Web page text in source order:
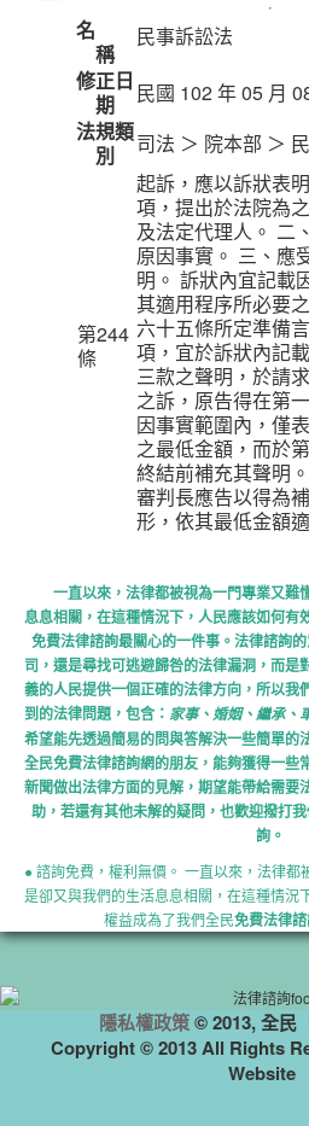
名
稱
民事訴訟法
修正日
期
民國 102 年 05 月
法規類
別
司法 ＞ 院本部 ＞
第244
條
起訴，應以訴狀表
項，提出於法院為
及法定代理人。 二
原因事實。 三、應
明。 訴狀內宜記載
其適用程序所必要
六十五條所定準備
項，宜於訴狀內記
三款之聲明，於請
之訴，原告得在第
因事實範圍內，僅
之最低金額，而於
終結前補充其聲明
審判長應告以得為
形，依其最低金額
一直以來，法律都被視為一門專業又難
息息相關，在這種情況下，人民應該如何有
免費法律諮詢最關心的一件事。法律諮詢
司，還是尋找可逃避歸咎的法律漏洞，而是
義的人民提供一個正確的法律方向，所以我
到的法律問題，包含： 家事、婚姻、繼承、
希望能先透過簡易的問與答解決一些簡單的
全民免費法律諮詢網的朋友，能夠獲得一些
新聞做出法律方面的見解，期望能帶給需要
助，若還有其他未解的疑問，也歡迎撥打
詢。
● 諮詢免費，權利無價。 一直以來，法律
是卻又與我們的生活息息相關，在這種情況
權益成為了我們全民免費法律
隱私權政策© 2013, 全民
Copyright © 2013 All Rights
Website